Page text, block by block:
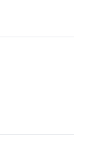
플로우와